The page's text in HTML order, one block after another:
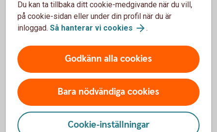
Behöver du hjälp med
juridiken?
Vi kan hjälpa dig med till exempel aktieägaravtal,
konsultavtal och anställningsavtal.
Juridiska tjänster för företag
Du kan ta tillbaka ditt cookie-medgivande när du vill,
på cookie-sidan eller under din profil när du är
inloggad. Så hanterar vi cookies .
Godkänn alla cookies
Bara nödvändiga cookies
Cookie-inställningar